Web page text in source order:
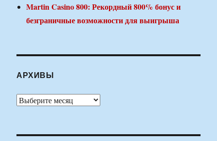
Martin Casino 800: Рекордный 800% бонус и
безграничные возможности для выигрыша
АРХИВЫ
Архивы